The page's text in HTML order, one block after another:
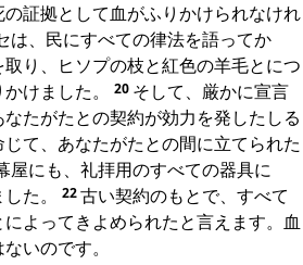
証拠として血がふりかけられなけれ
は、民にすべての律法を語ってか
り、ヒソプの枝と紅色の羊毛とにつ
けました。
20 そして、厳かに宣言
たがたとの契約が効力を発したしる
て、あなたがたとの間に立てられた
屋にも、礼拝用のすべての器具に
た。
22古い契約のもとで、すべて
よってきよめられたと言えます。血
いのです。